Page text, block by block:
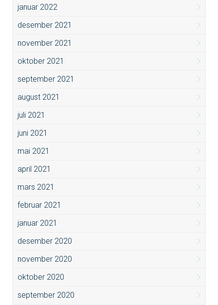
januar 2022
desember 2021
november 2021
oktober 2021
september 2021
august 2021
juli 2021
juni 2021
mai 2021
april 2021
mars 2021
februar 2021
januar 2021
desember 2020
november 2020
oktober 2020
september 2020